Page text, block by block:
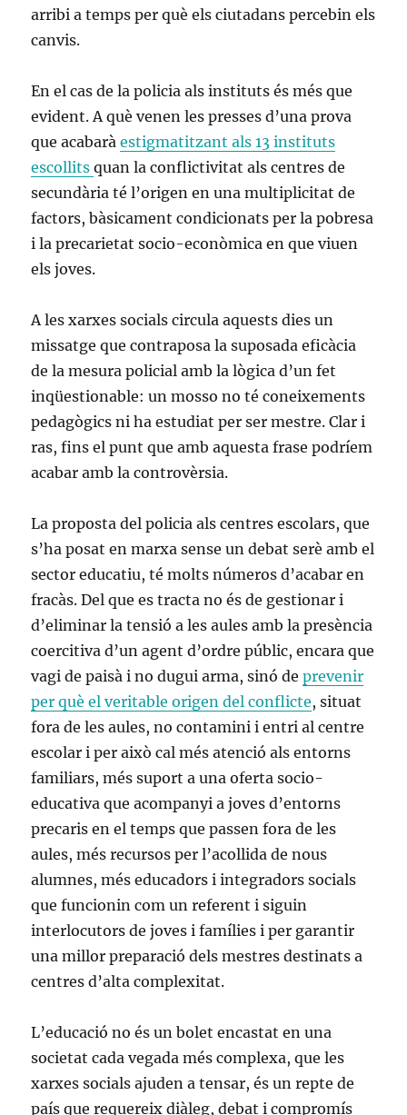
arribi a temps per què els ciutadans percebin els
canvis.
En el cas de la policia als instituts és més que
evident. A què venen les presses d’una prova
que acabaràestigmatitzant als 13 instituts
escollitsquan la conflictivitat als centres de
secundària té l’origen en una multiplicitat de
factors, bàsicament condicionats per la pobresa
i la precarietat socio-econòmica en que viuen
els joves.
A les xarxes socials circula aquests dies un
missatge que contraposa la suposada eficàcia
de la mesura policial amb la lògica d’un fet
inqüestionable: un mosso no té coneixements
pedagògics ni ha estudiat per ser mestre. Clar i
ras, fins el punt que amb aquesta frase podríem
acabar amb la controvèrsia.
La proposta del policia als centres escolars, que
s’ha posat en marxa sense un debat serè amb el
sector educatiu, té molts números d’acabar en
fracàs. Del que es tracta no és de gestionar i
d’eliminar la tensió a les aules amb la presència
coercitiva d’un agent d’ordre públic, encara que
vagi de paisà i no dugui arma, sinó deprevenir
per què el veritable origen del conflicte, situat
fora de les aules, no contamini i entri al centre
escolar i per això cal més atenció als entorns
familiars, més suport a una oferta socio-
educativa que acompanyi a joves d’entorns
precaris en el temps que passen fora de les
aules, més recursos per l’acollida de nous
alumnes, més educadors i integradors socials
que funcionin com un referent i siguin
interlocutors de joves i famílies i per garantir
una millor preparació dels mestres destinats a
centres d’alta complexitat.
L’educació no és un bolet encastat en una
societat cada vegada més complexa, que les
xarxes socials ajuden a tensar, és un repte de
país que requereix diàleg, debat i compromís